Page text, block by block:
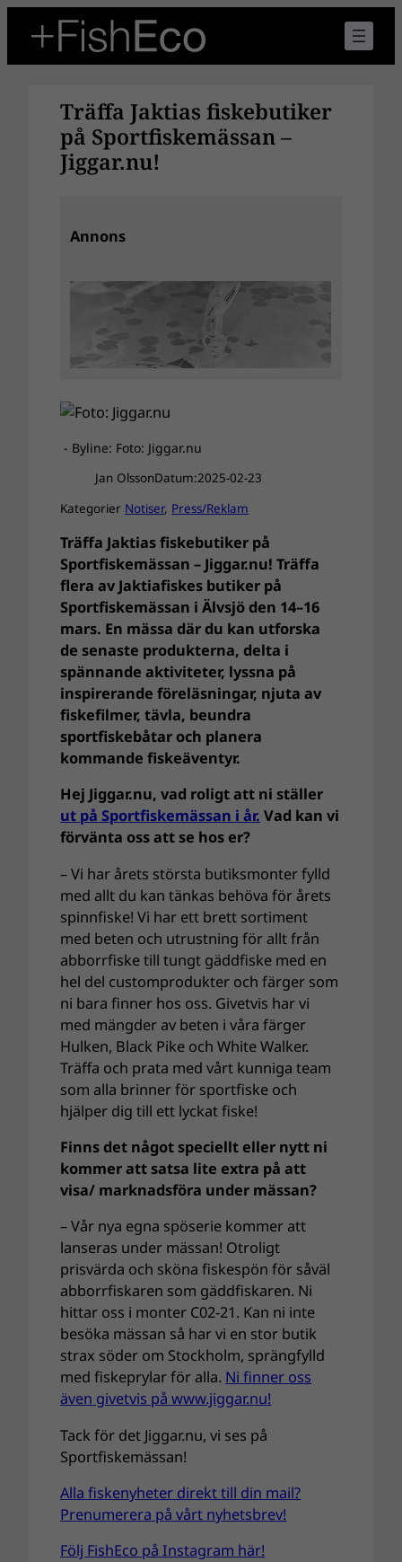
innehåll
Träffa Jaktias fiskebutiker
på Sportfiskemässan –
Jiggar.nu!
Annons
- Byline: Foto: Jiggar.nu
Jan OlssonDatum:2025-02-23
Kategorier Notiser, Press/Reklam
Träffa Jaktias fiskebutiker på
Sportfiskemässan – Jiggar.nu! Träffa
flera av Jaktiafiskes butiker på
Sportfiskemässan i Älvsjö den 14–16
mars. En mässa där du kan utforska
de senaste produkterna, delta i
spännande aktiviteter, lyssna på
inspirerande föreläsningar, njuta av
fiskefilmer, tävla, beundra
sportfiskebåtar och planera
kommande fiskeäventyr.
Hej Jiggar.nu, vad roligt att ni ställer
ut på Sportfiskemässan i år. Vad kan vi
förvänta oss att se hos er?
– Vi har årets största butiksmonter fylld
med allt du kan tänkas behöva för årets
spinnfiske! Vi har ett brett sortiment
med beten och utrustning för allt från
abborrfiske till tungt gäddfiske med en
hel del customprodukter och färger som
ni bara finner hos oss. Givetvis har vi
med mängder av beten i våra färger
Hulken, Black Pike och White Walker.
Träffa och prata med vårt kunniga team
som alla brinner för sportfiske och
hjälper dig till ett lyckat fiske!
Finns det något speciellt eller nytt ni
kommer att satsa lite extra på att
visa/ marknadsföra under mässan?
– Vår nya egna spöserie kommer att
lanseras under mässan! Otroligt
prisvärda och sköna fiskespön för såväl
abborrfiskaren som gäddfiskaren. Ni
hittar oss i monter C02-21. Kan ni inte
besöka mässan så har vi en stor butik
strax söder om Stockholm, sprängfylld
med fiskeprylar för alla. Ni finner oss
även givetvis på www.jiggar.nu!
Tack för det Jiggar.nu, vi ses på
Sportfiskemässan!
Alla fiskenyheter direkt till din mail?
Prenumerera på vårt nyhetsbrev!
Följ FishEco på Instagram här!